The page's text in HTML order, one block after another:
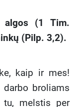
algos (1 Tim.
(Pilp. 3,2).
kaip ir mes!
broliams
melstis per